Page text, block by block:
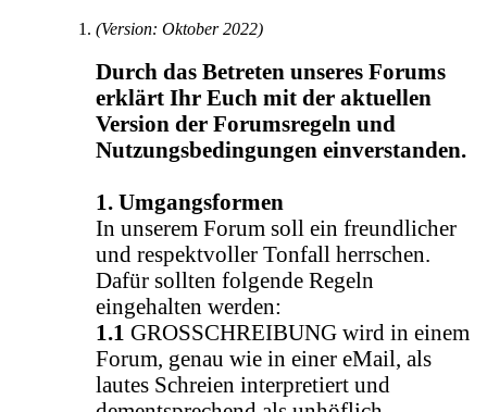
(Version: Oktober 2022)
Durch das Betreten unseres Forums
erklärt Ihr Euch mit der aktuellen
Version der Forumsregeln und
Nutzungsbedingungen einverstanden.
1. Umgangsformen
In unserem Forum soll ein freundlicher
und respektvoller Tonfall herrschen.
Dafür sollten folgende Regeln
eingehalten werden:
1.1 GROSSCHREIBUNG wird in einem
Forum, genau wie in einer eMail, als
lautes Schreien interpretiert und